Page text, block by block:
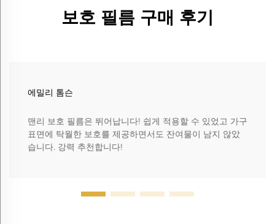
보호 필름 구매 후기
에밀리 톰슨
맨리 보호 필름은 뛰어납니다! 쉽게 적용할 수 있었고 가구
표면에 탁월한 보호를 제공하면서도 잔여물이 남지 않았
습니다. 강력 추천합니다!